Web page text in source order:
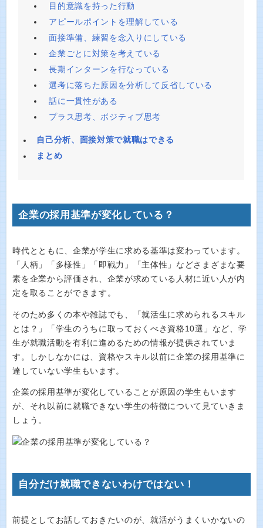
目的意識を持った行動
アピールポイントを理解している
面接準備、練習を念入りにしている
企業ごとに対策を考えている
長期インターンを行なっている
選考に落ちた原因を分析して反省している
話に一貫性がある
プラス思考、ボジティブ思考
自己分析、面接対策で就職はできる
まとめ
企業の採用基準が変化している？
時代とともに、企業が学生に求める基準は変わっています。
「人柄」「多様性」「即戦力」「主体性」などさまざまな要
素を企業から評価され、企業が求めている人材に近い人が内
定を取ることができます。
そのため多くの本や雑誌でも、「就活生に求められるスキル
とは？」「学生のうちに取っておくべき資格10選」など、学
生が就職活動を有利に進めるための情報が提供されていま
す。しかしなかには、資格やスキル以前に企業の採用基準に
達していない学生もいます。
企業の採用基準が変化していることが原因の学生もいます
が、それ以前に就職できない学生の特徴について見ていきま
しょう。
自分だけ就職できないわけではない！
前提としてお話しておきたいのが、就活がうまくいかないの